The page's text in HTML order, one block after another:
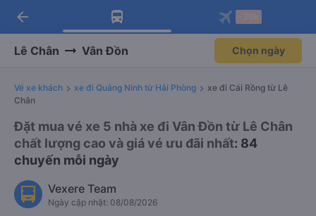
Tải app Vexere ngay!
Nhận ưu đãi thành viên độc
Mở app
Tải app Vexere
-30k/ghế khi đặt vé máy bay qua
Mở app
arrow_back
Lê Chân Vân Đồn Chọn ngày
Vé xe khách xe đi Quảng Ninh từ Hải Phòng
xe đi Cái Rồng từ Lê
Chân
Đặt mua vé xe 5 nhà xe đi Vân Đồn từ Lê Chân
chất lượng cao và giá vé ưu đãi nhất: 84
chuyến mỗi ngày
Vexere Team
Ngày cập nhật: 08/08/2026